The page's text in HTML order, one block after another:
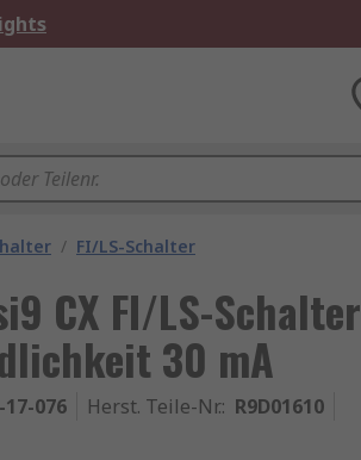
/ FI/LS-Schalter
CX FI/LS-Schalter
30 mA
17-076 Herst. Teile-Nr.: R9D01610